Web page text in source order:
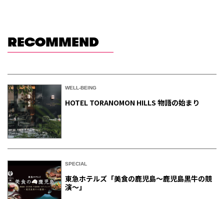
RECOMMEND
WELL-BEING
HOTEL TORANOMON HILLS 物語の始まり
SPECIAL
東急ホテルズ「美食の鹿児島～鹿児島黒牛の競
演～」